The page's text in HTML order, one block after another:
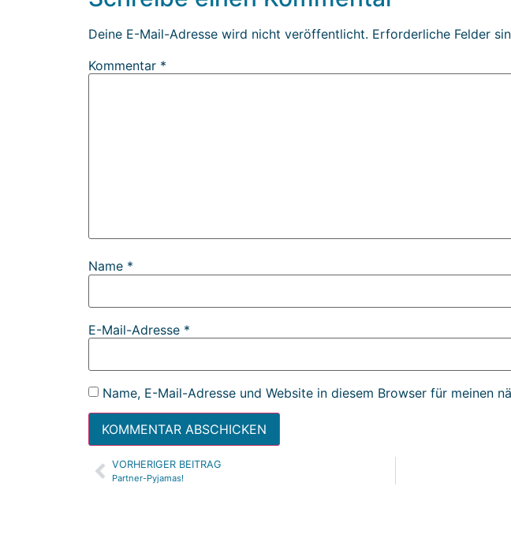
Deine E-Mail-Adresse wird nicht veröffentlicht. Erforderliche Felder
Kommentar *
Name *
E-Mail-Adresse *
Name, E-Mail-Adresse und Website in diesem Browser für meinen
Alternative:
VORHERIGER BEITRAG
Partner-Pyjamas!